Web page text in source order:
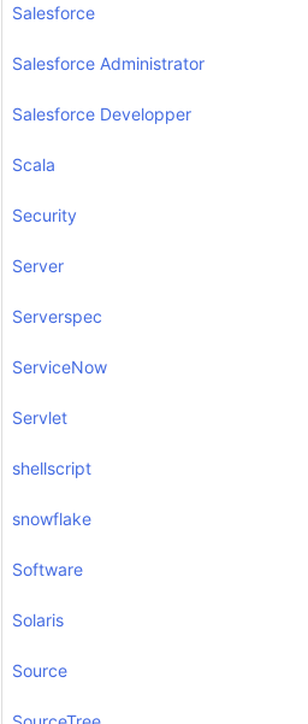
Salesforce
Salesforce Administrator
Salesforce Developper
Scala
Security
Server
Serverspec
ServiceNow
Servlet
shellscript
snowflake
Software
Solaris
Source